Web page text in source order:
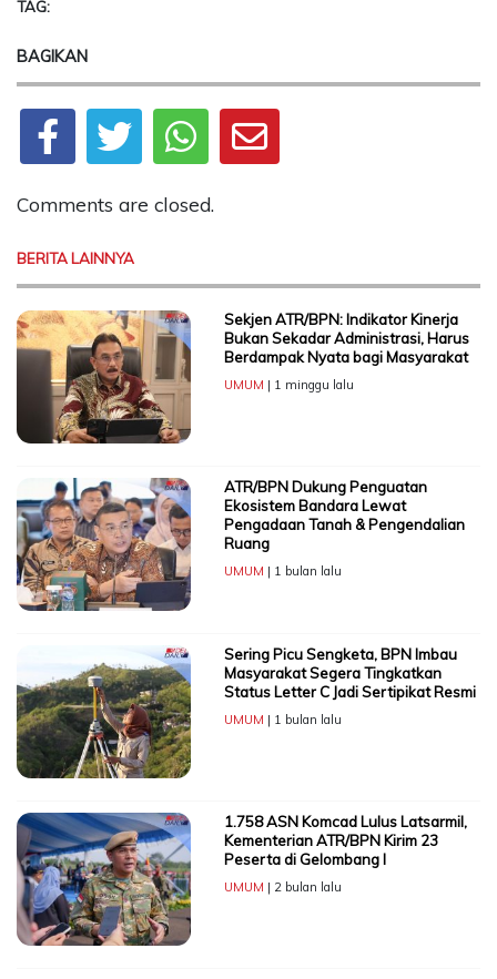
TAG:
BAGIKAN
Comments are closed.
BERITA LAINNYA
Sekjen ATR/BPN: Indikator Kinerja
Bukan Sekadar Administrasi, Harus
Berdampak Nyata bagi Masyarakat
UMUM | 1 minggu lalu
ATR/BPN Dukung Penguatan
Ekosistem Bandara Lewat
Pengadaan Tanah & Pengendalian
Ruang
UMUM | 1 bulan lalu
Sering Picu Sengketa, BPN Imbau
Masyarakat Segera Tingkatkan
Status Letter C Jadi Sertipikat Resmi
UMUM | 1 bulan lalu
1.758 ASN Komcad Lulus Latsarmil,
Kementerian ATR/BPN Kirim 23
Peserta di Gelombang I
UMUM | 2 bulan lalu